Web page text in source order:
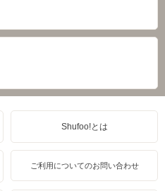
Shufoo!とは
ご利用についてのお問い合わせ